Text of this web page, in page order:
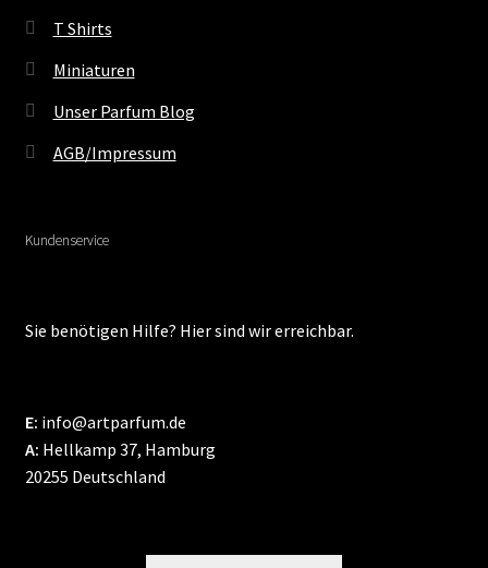
T Shirts
Miniaturen
Unser Parfum Blog
AGB/Impressum
Kundenservice
Sie benötigen Hilfe? Hier sind wir erreichbar.
E: info@artparfum.de
A: Hellkamp 37, Hamburg
20255 Deutschland